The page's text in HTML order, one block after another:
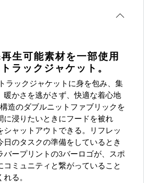
生可能素材を一部使用
トラックジャケット。
ラックジャケットに身を包み、集
暖かさを逃がさず、快適な着心地
造のダブルニットファブリックを
に浸りたいときにフードを被れ
シャットアウトできる。リフレッ
日のタスクの準備をしているとき
バープリントの3バーロゴが、スポ
コミュニティと繋がっていること
る。